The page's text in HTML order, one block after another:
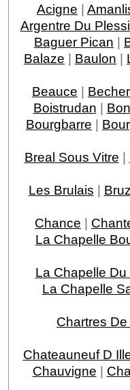
Acigne |
Argentre Du
Baguer Pican |
Balaze | Baulon |
Beauce |
Boistrudan |
Bourgbarre |
Breal Sous Vitre |
Les Brulais | Bruz
Chance |
La Chapelle
La Chapelle Du
La Chapelle
Chartres
Chateauneuf D
Chauvigne |